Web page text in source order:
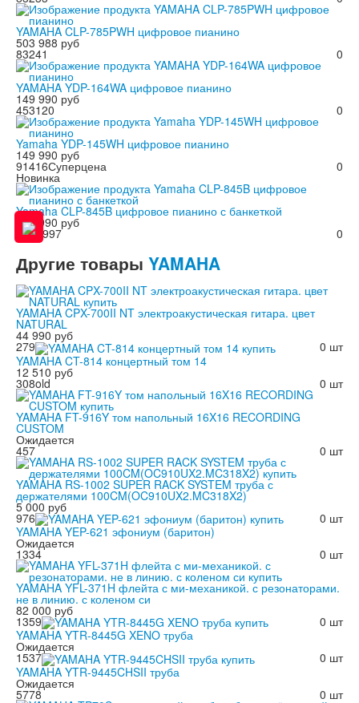
YAMAHA CLP-785PWH цифровое пианино
503 988 руб
0
83241
YAMAHA YDP-164WA цифровое пианино
149 990 руб
0
453120
Yamaha YDP-145WH цифровое пианино
149 990 руб
0
91416Суперцена
Новинка
Yamaha CLP-845B цифровое пианино с банкеткой
269 990 руб
0
SL97997
Другие товары YAMAHA
YAMAHA CPX-700II NT электроакустическая гитара. цвет
NATURAL
44 990 руб
0 шт
279
YAMAHA CT-814 концертный том 14
12 510 руб
0 шт
308old
YAMAHA FT-916Y том напольный 16X16 RECORDING
CUSTOM
Ожидается
0 шт
457
YAMAHA RS-1002 SUPER RACK SYSTEM труба с
держателями 100CM(OC910UX2.MC318X2)
5 000 руб
0 шт
976
YAMAHA YEP-621 эфониум (баритон)
Ожидается
0 шт
1334
YAMAHA YFL-371H флейта с ми-механикой. с резонаторами.
не в линию. с коленом си
82 000 руб
0 шт
1359
YAMAHA YTR-8445G XENO труба
Ожидается
0 шт
1537
YAMAHA YTR-9445CHSII труба
Ожидается
0 шт
5778